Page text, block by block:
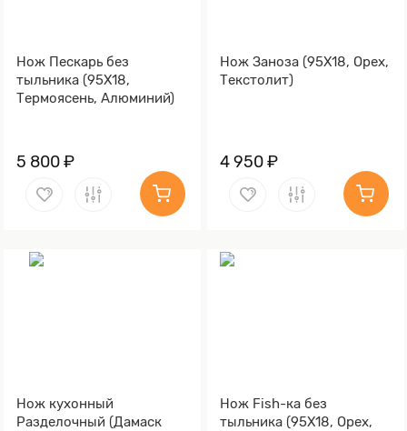
Нож Пескарь без
тыльника (95Х18,
Термоясень, Алюминий)
5 800 ₽
Нож Заноза (95Х18, Орех,
Текстолит)
4 950 ₽
Нож кухонный
Разделочный (Дамаск
Нож Fish-ка без
тыльника (95Х18, Орех,